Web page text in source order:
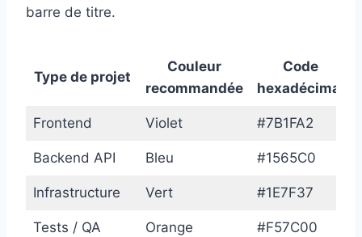
barre de titre.
Type de projet
Couleur
recommandée
Code
hexadécimal
Frontend Violet #7B1FA2
Backend API Bleu #1565C0
Infrastructure Vert #1E7F37
Tests / QA Orange #F57C00